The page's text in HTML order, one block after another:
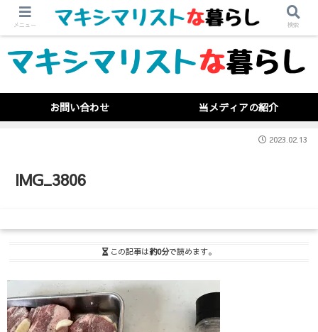
お問い合わせ 当メディアの紹介
IMG_3806
2023.02.13
この記事は約0分で読めます。
メニュー 検索